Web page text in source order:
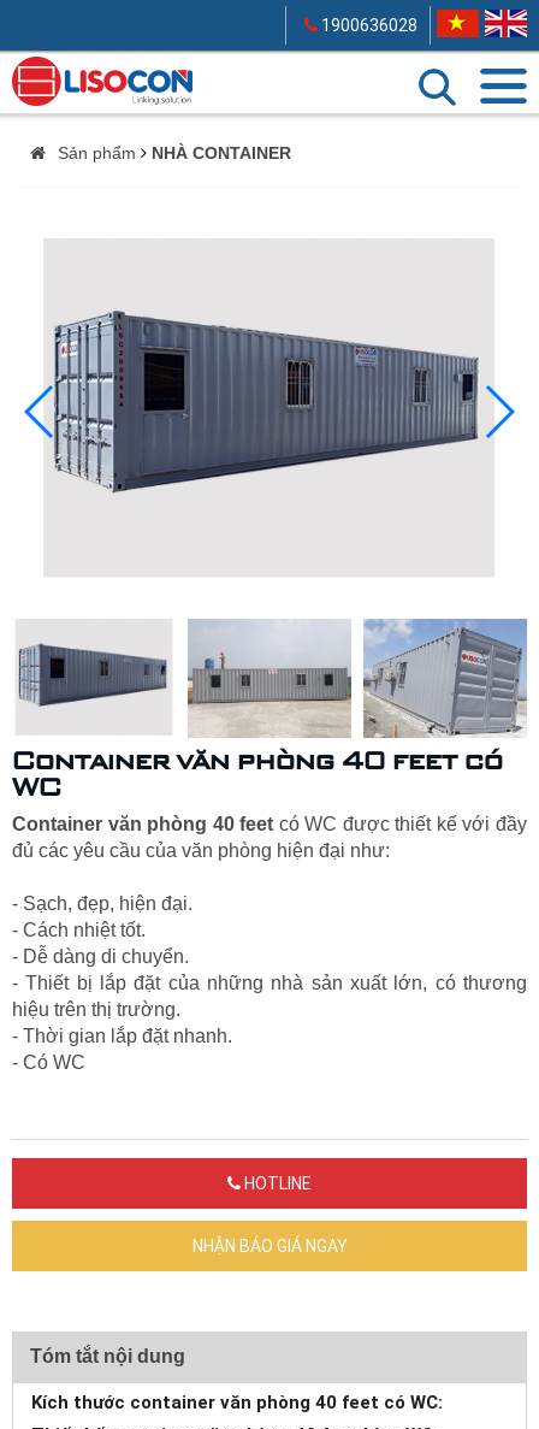
1900636028
Sản phẩm NHÀ CONTAINER
Container văn phòng 40 feet có
WC
Container văn phòng 40 feet có WC được thiết kế với đầy
đủ các yêu cầu của văn phòng hiện đại như:
- Sạch, đẹp, hiện đại.
- Cách nhiệt tốt.
- Dễ dàng di chuyển.
- Thiết bị lắp đặt của những nhà sản xuất lớn, có thương
hiệu trên thị trường.
- Thời gian lắp đặt nhanh.
- Có WC
HOTLINE
NHẬN BÁO GIÁ NGAY
Tóm tắt nội dung
Kích thước container văn phòng 40 feet có WC: